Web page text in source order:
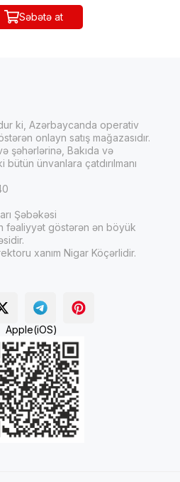
Səbətə at
ki, Azərbaycanda operativ
onlayn satış mağazasıdır.
şəhərlərinə, Bakıda və
ünvanlara çatdırılmanı
Şəbəkəsi
fəaliyyət göstərən ən böyük
xanım Nigar Köçərlidir.
Apple(iOS)